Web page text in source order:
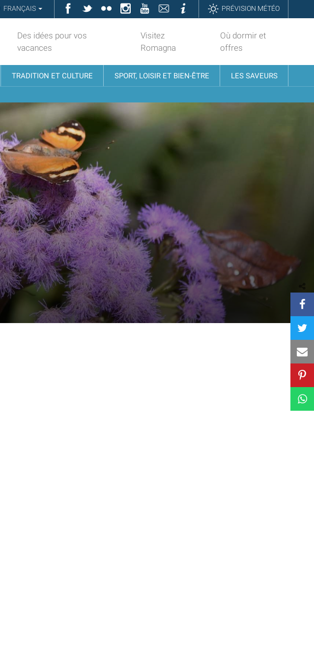
FRANÇAIS Facebook
TwitterFlickrInstagramYouTubeContattiInformazioniPRÉVISION MÉTÉO
Des idées pour vos
vacances
Visitez
Romagna
Où dormir et
offres
TRADITION ET CULTURE SPORT, LOISIR ET BIEN-ÊTRE LES SAVEURS